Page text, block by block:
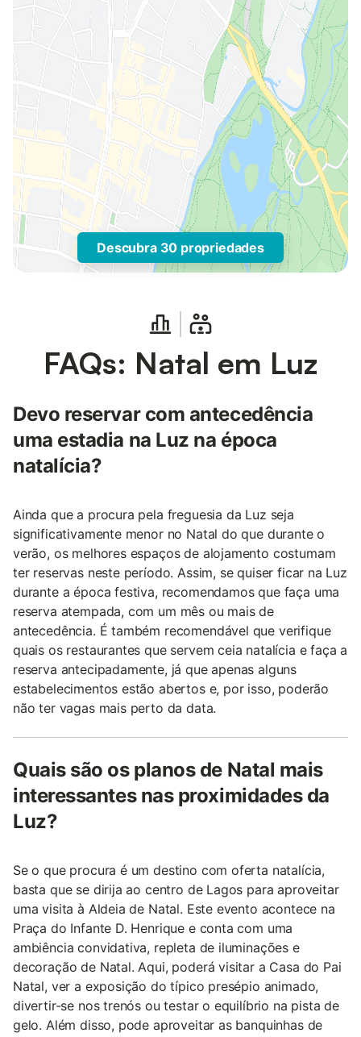
Descubra 30 propriedades
FAQs: Natal em Luz
Devo reservar com antecedência
uma estadia na Luz na época
natalícia?
Ainda que a procura pela freguesia da Luz seja
significativamente menor no Natal do que durante o
verão, os melhores espaços de alojamento costumam
ter reservas neste período. Assim, se quiser ficar na Luz
durante a época festiva, recomendamos que faça uma
reserva atempada, com um mês ou mais de
antecedência. É também recomendável que verifique
quais os restaurantes que servem ceia natalícia e faça a
reserva antecipadamente, já que apenas alguns
estabelecimentos estão abertos e, por isso, poderão
não ter vagas mais perto da data.
Quais são os planos de Natal mais
interessantes nas proximidades da
Luz?
Se o que procura é um destino com oferta natalícia,
basta que se dirija ao centro de Lagos para aproveitar
uma visita à Aldeia de Natal. Este evento acontece na
Praça do Infante D. Henrique e conta com uma
ambiência convidativa, repleta de iluminações e
decoração de Natal. Aqui, poderá visitar a Casa do Pai
Natal, ver a exposição do típico presépio animado,
divertir-se nos trenós ou testar o equilíbrio na pista de
gelo. Além disso, pode aproveitar as banquinhas de